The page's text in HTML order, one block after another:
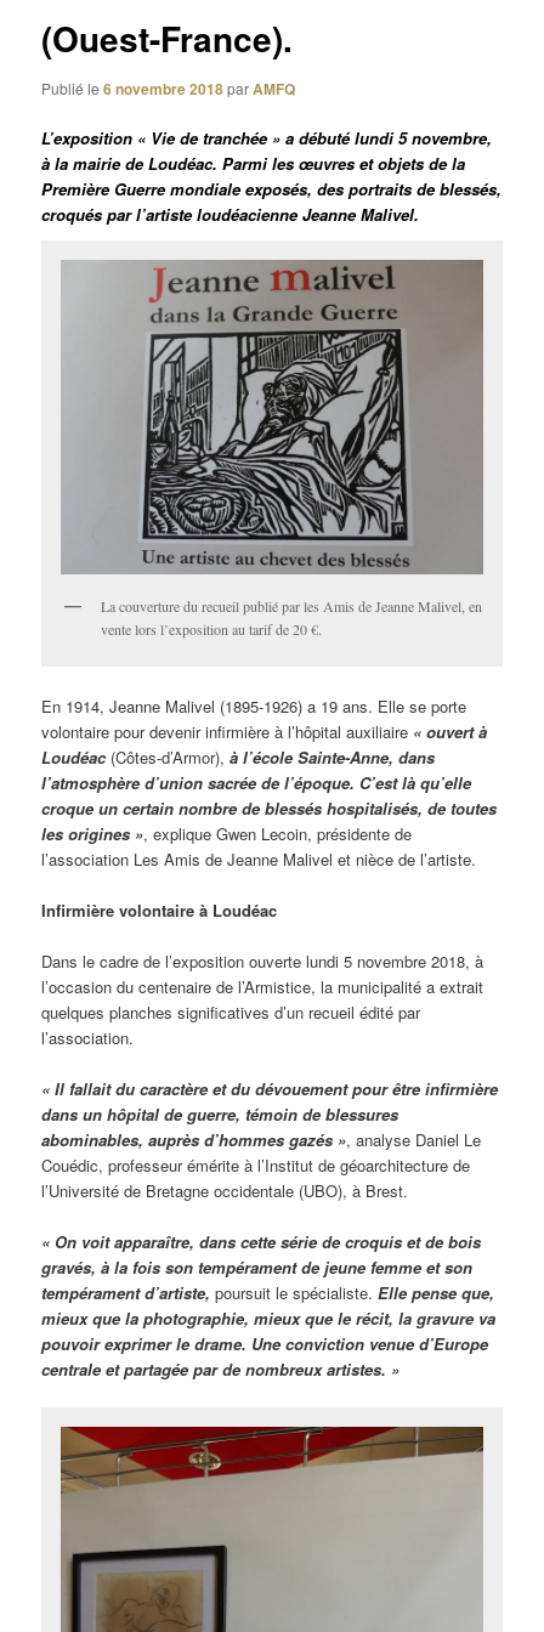
(Ouest-France).
Publié le6 novembre 2018parAMFQ
L’exposition « Vie de tranchée » a débuté lundi 5 novembre,
à la mairie de Loudéac. Parmi les œuvres et objets de la
Première Guerre mondiale exposés, des portraits de blessés,
croqués par l’artiste loudéacienne Jeanne Malivel.
La couverture du recueil publié par les Amis de Jeanne Malivel, en
vente lors l’exposition au tarif de 20 €.
En 1914, Jeanne Malivel (1895-1926) a 19 ans. Elle se porte
volontaire pour devenir infirmière à l’hôpital auxiliaire « ouvert à
Loudéac(Côtes-d’Armor), à l’école Sainte-Anne, dans
l’atmosphère d’union sacrée de l’époque. C’est là qu’elle
croque un certain nombre de blessés hospitalisés, de toutes
les origines », explique Gwen Lecoin, présidente de
l’association Les Amis de Jeanne Malivel et nièce de l’artiste.
Infirmière volontaire à Loudéac
Dans le cadre de l’exposition ouverte lundi 5 novembre 2018, à
l’occasion du centenaire de l’Armistice, la municipalité a extrait
quelques planches significatives d’un recueil édité par
l’association.
« Il fallait du caractère et du dévouement pour être infirmière
dans un hôpital de guerre, témoin de blessures
abominables, auprès d’hommes gazés », analyse Daniel Le
Couédic, professeur émérite à l’Institut de géoarchitecture de
l’Université de Bretagne occidentale (UBO), à Brest.
« On voit apparaître, dans cette série de croquis et de bois
gravés, à la fois son tempérament de jeune femme et son
tempérament d’artiste,poursuit le spécialiste. Elle pense que,
mieux que la photographie, mieux que le récit, la gravure va
pouvoir exprimer le drame. Une conviction venue d’Europe
centrale et partagée par de nombreux artistes. »